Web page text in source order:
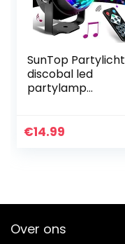
SunTop Partylicht
discobal led
partylamp
disco licht
€14.99
Over ons